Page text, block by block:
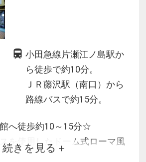
小田急線片瀬江ノ島駅か
ら徒歩で約10分。
ＪＲ藤沢駅（南口）から
路線バスで約15分。
へ徒歩約10～15分☆
を使用したドーム式ローマ風
がおすすめ
続きを見る